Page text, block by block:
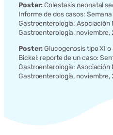
Poster:Colestasis neonatal
Informe de dos casos:
Gastroenterología: Asociación
Gastroenterología, noviembre,
Poster:Glucogenosis tipo XI
Bickel: reporte de un caso:
Gastroenterología: Asociación
Gastroenterología, noviembre,